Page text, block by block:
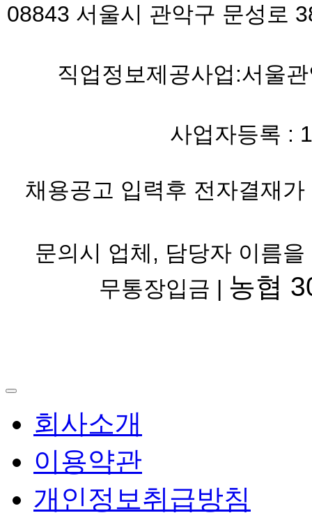
08843 서울시 관악구 문성로
직업정보제공사업:서울
사업자등록 :
채용공고 입력후 전자결재
문의시 업체, 담당자 이름
무통장입금 | 농협
회사소개
이용약관
개인정보취급방침